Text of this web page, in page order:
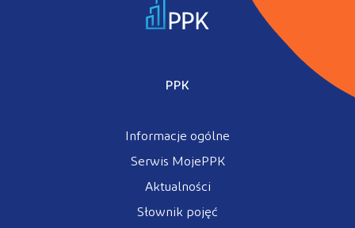
PPK
Informacje ogólne
Serwis MojePPK
Aktualności
Słownik pojęć